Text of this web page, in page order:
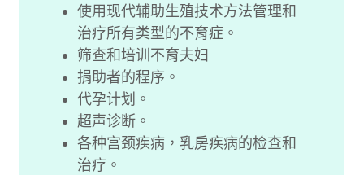
使用现代辅助生殖技术方法管理和
治疗所有类型的不育症。
筛查和培训不育夫妇
捐助者的程序。
代孕计划。
超声诊断。
各种宫颈疾病，乳房疾病的检查和
治疗。